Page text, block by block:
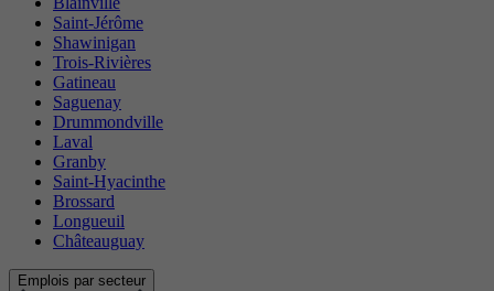
Saint-Jérôme
Shawinigan
Trois-Rivières
Gatineau
Saguenay
Drummondville
Laval
Granby
Saint-Hyacinthe
Brossard
Longueuil
Châteauguay
Emplois par secteur